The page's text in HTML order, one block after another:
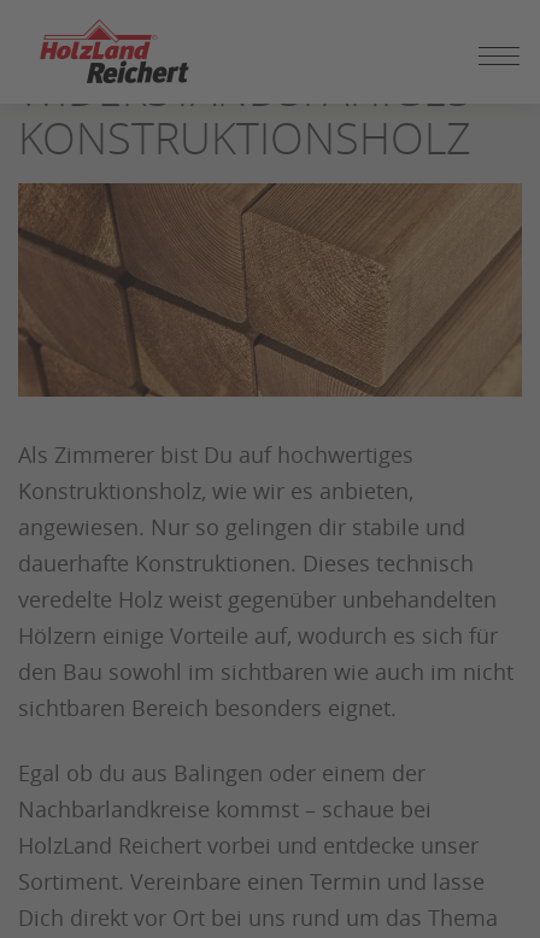
SEITENINHALT
SPRINGEN
WIDERSTANDSFÄHIGES
KONSTRUKTIONSHOLZ
Als Zimmerer bist Du auf hochwertiges
Konstruktionsholz, wie wir es anbieten,
angewiesen. Nur so gelingen dir stabile und
dauerhafte Konstruktionen. Dieses technisch
veredelte Holz weist gegenüber unbehandelten
Hölzern einige Vorteile auf, wodurch es sich für
den Bau sowohl im sichtbaren wie auch im nicht
sichtbaren Bereich besonders eignet.
Egal ob du aus Balingen oder einem der
Nachbarlandkreise kommst – schaue bei
HolzLand Reichert vorbei und entdecke unser
Sortiment. Vereinbare einen Termin und lasse
Dich direkt vor Ort bei uns rund um das Thema